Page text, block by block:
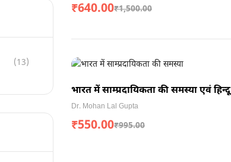
₹1,500.00
₹640.00
भारत में साम्प्रदायिकता की समस्या एवं हिन्दू
प्रतिरोध का इतिहास
Dr. Mohan Lal Gupta
₹995.00
₹550.00
(13)